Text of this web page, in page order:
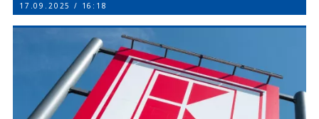
17.09.2025 / 16:18